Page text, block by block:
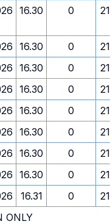
16.30 0
16.30 0
16.30 0
16.30 0
16.30 0
16.30 0
16.30 0
16.30 0
16.31 0
ONLY